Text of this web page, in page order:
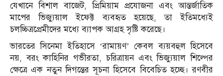
যেখানে বিশাল বাজেট, প্রিমিয়াম প্রযোজনা এবং আন্তর্জাতিক
মাপের ভিজ্যুয়াল ইফেক্ট ব্যবহৃত হয়েছে, তা ইতিমধ্যেই
চলচ্চিত্রপ্রেমীদের মধ্যে ব্যাপক আগ্রহ সৃষ্টি করেছে।
ভারতের সিনেমা ইতিহাসে ‘রামায়ণ’ কেবল ব্যয়বহুল হিসেবে
নয়, বরং কাহিনির গভীরতা, চরিত্রায়ন এবং ভিজ্যুয়াল শিল্পের
ক্ষেত্রে এক নতুন দিগন্তের সূচনা হিসেবে বিবেচিত হচ্ছে। রণবীর